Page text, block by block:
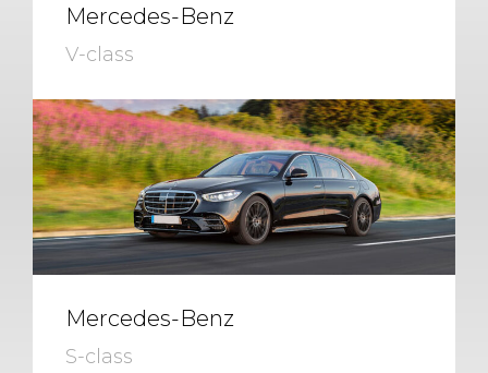
Mercedes-Benz
V-class
Mercedes-Benz
S-class